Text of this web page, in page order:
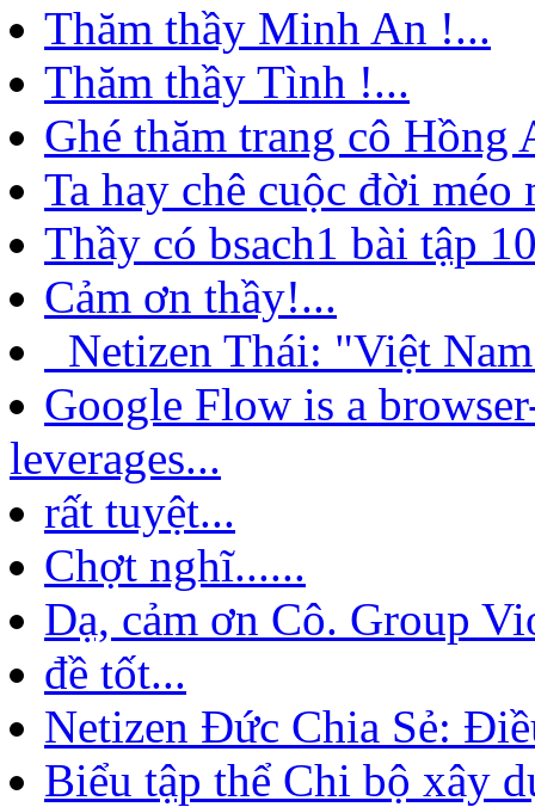
Thăm thầy Minh An !...
Thăm thầy Tình !...
Ghé thăm trang cô Hồng
Ta hay chê cuộc đời méo
Thầy có bsach1 bài tập
Cảm ơn thầy!...
Netizen Thái: "Việt
Google Flow is a
leverages...
rất tuyệt...
Chợt nghĩ......
Dạ, cảm ơn Cô. Group
đề tốt...
Netizen Đức Chia Sẻ:
Biểu tập thể Chi bộ xây